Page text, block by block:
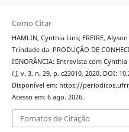
Como Citar
HAMLIN, Cynthia Lins; FREIRE,
Trindade da. PRODUÇÃO DE
IGNORÂNCIA: Entrevista com
l.], v. 3, n. 29, p. c23010, 2020. DOI:
Disponível em: https://
Acesso em: 6 ago. 2026.
Fomatos de Citação